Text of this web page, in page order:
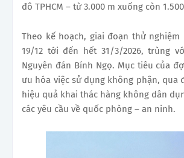
đô TPHCM – từ 3.000 m xuống còn
Theo kế hoạch, giai đoạn thử nghiệm
19/12 tới đến hết 31/3/2026, trùng
Nguyên đán Bính Ngọ. Mục tiêu của
ưu hóa việc sử dụng không phận, qua
hiệu quả khai thác hàng không dân
các yêu cầu về quốc phòng – an ninh.